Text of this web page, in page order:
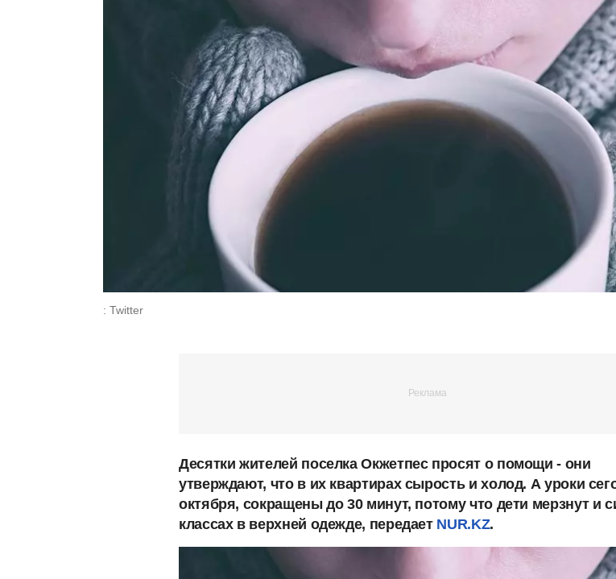
: Twitter
Десятки жителей поселка Окжетпес просят о помощи - они
утверждают, что в их квартирах сырость и холод. А уроки
октября, сокращены до 30 минут, потому что дети мерзнут и
классах в верхней одежде, передает NUR.KZ.